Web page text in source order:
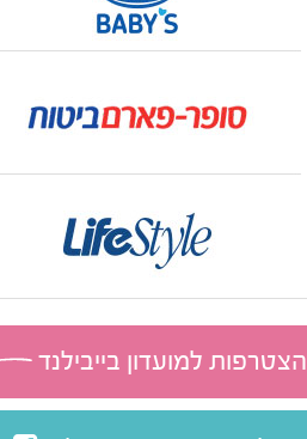
הצטרפות למועדון בייבילנד